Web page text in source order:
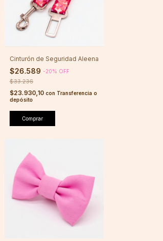
Cinturón de Seguridad Aleena
$26.589 -20% OFF
$33.236
$23.930,10 con Transferencia o
depósito
Comprar